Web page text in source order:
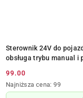
Sterownik 24V do
obsługa trybu manual i
Cena
promocyjna:
99.00
Najniższa
cena
Najniższa cena: 99